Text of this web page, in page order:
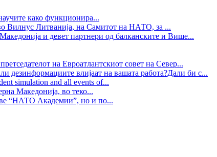
како функционира...
Вилнус Литванија, на Самитот на НАТО, за ...
и девет партнери од балканските и Више...
на Евроатлантскиот совет на Север...
дезинформациите влијаат на вашата работа?Дали би с...
simulation and all events of...
Македонија, во теко...
“НАТО Академии”, но и по...